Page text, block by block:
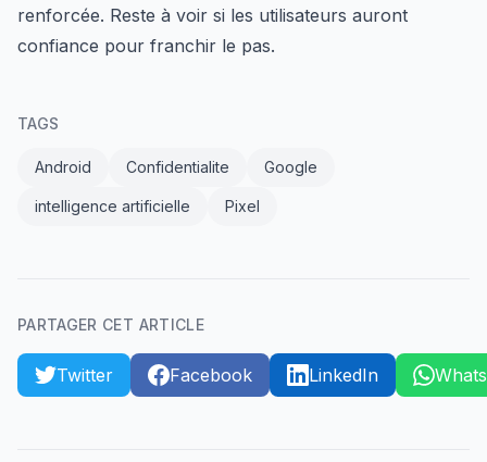
renforcée. Reste à voir si les utilisateurs auront
confiance pour franchir le pas.
TAGS
Android Confidentialite Google
intelligence artificielle Pixel
PARTAGER CET ARTICLE
Twitter Facebook LinkedIn